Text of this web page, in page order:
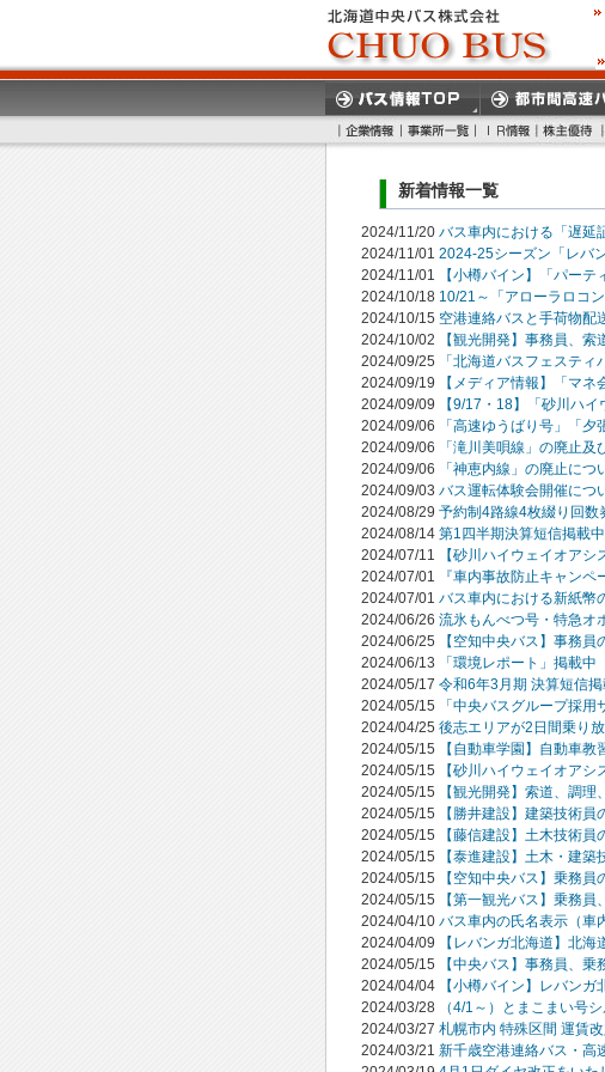
新着情報一覧
2024/11/20 バス車内における「遅延
2024/11/01 2024-25シーズン「レバ
2024/11/01
【小樽バイン】「パー
2024/10/18 10/21～「アローラロコ
2024/10/15 空港連絡バスと手荷物配
2024/10/02
【観光開発】事務員、
2024/09/25
「北海道バスフェステ
2024/09/19
【メディア情報】「マ
2024/09/09
【9/17・18】「砂川ハ
2024/09/06
「高速ゆうばり号」「
2024/09/06
「滝川美唄線」の廃止
2024/09/06
「神恵内線」の廃止につ
2024/09/03 バス運転体験会開催につ
2024/08/29 予約制4路線4枚綴り回数
2024/08/14 第1四半期決算短信掲載中
2024/07/11
【砂川ハイウェイオア
2024/07/01
『車内事故防止キャン
2024/07/01 バス車内における新紙幣
2024/06/26 流氷もんべつ号・特急オ
2024/06/25
【空知中央バス】事務
2024/06/13
「環境レポート」掲載中
2024/05/17 令和6年3月期 決算短信掲
2024/05/15
「中央バスグループ採
2024/04/25 後志エリアが2日間乗り
2024/05/15
【自動車学園】自動車
2024/05/15
【砂川ハイウェイオア
2024/05/15
【観光開発】索道、調
2024/05/15
【勝井建設】建築技術
2024/05/15
【藤信建設】土木技術
2024/05/15
【泰進建設】土木・建
2024/05/15
【空知中央バス】乗務
2024/05/15
【第一観光バス】乗務
2024/04/10 バス車内の氏名表示（車
2024/04/09
【レバンガ北海道】北
2024/05/15
【中央バス】事務員、
2024/04/04
【小樽バイン】レバン
2024/03/28
（4/1～）とまこまい号
2024/03/27 札幌市内 特殊区間 運賃
2024/03/21 新千歳空港連絡バス・高